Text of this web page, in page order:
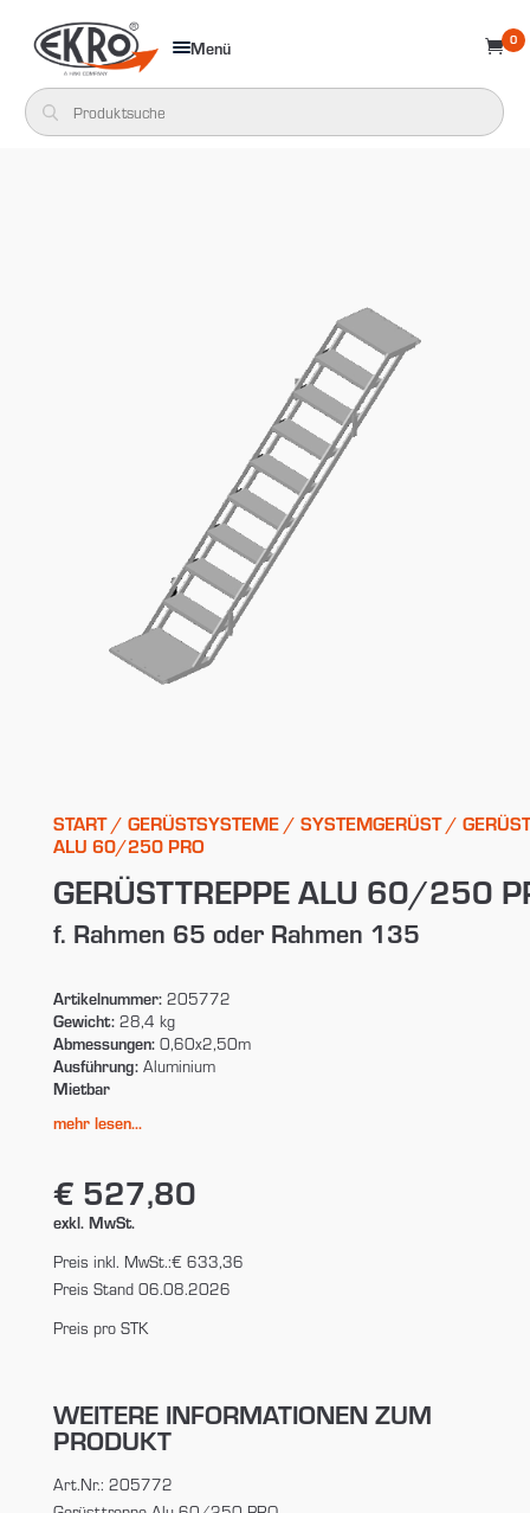
Menü  0
START/ GERÜSTSYSTEME/ SYSTEMGERÜST/
ALU 60/250 PRO
GERÜSTTREPPE ALU 60/250
f. Rahmen 65 oder Rahmen 135
Artikelnummer:205772
Gewicht:28,4 kg
Abmessungen:0,60x2,50m
Ausführung:Aluminium
Mietbar
mehr lesen...
€ 527,80
exkl. MwSt.
Preis inkl. MwSt.:€ 633,36
Preis Stand 06.08.2026
Preis pro STK
WEITERE INFORMATIONEN ZUM
PRODUKT
Art.Nr.: 205772